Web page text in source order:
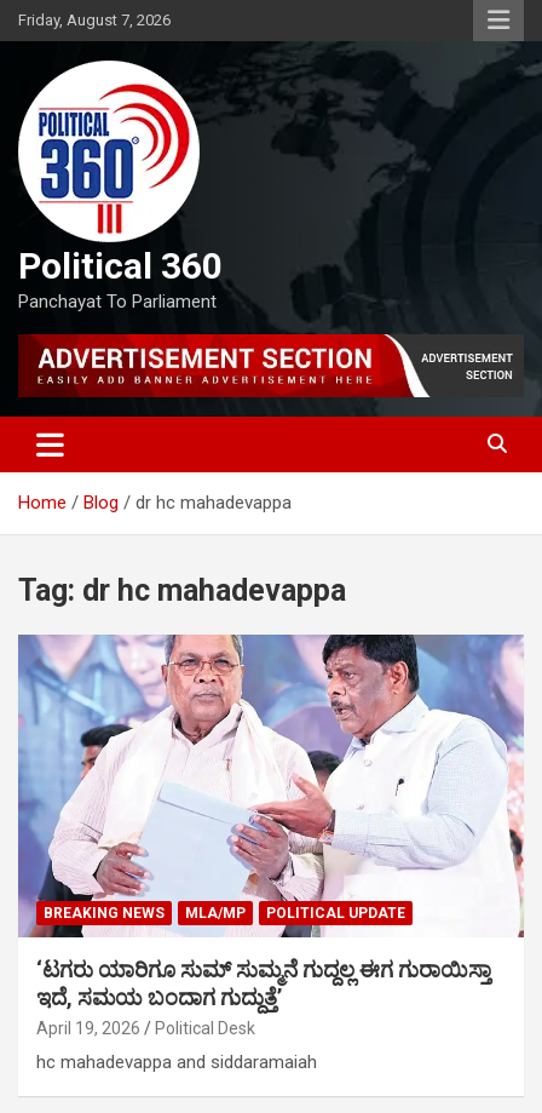
Skip
to
Friday, August 7, 2026
Political 360
Panchayat To Parliament
Home Blog dr hc mahadevappa
Tag: dr hc mahadevappa
BREAKING NEWS MLA/MP POLITICAL UPDATE
‘ಟಗರು ಯಾರಿಗೂ ಸುಮ್ ಸುಮ್ಮನೆ ಗುದ್ದಲ್ಲ ಈಗ ಗುರಾಯಿಸ್ತಾ
ಇದೆ, ಸಮಯ ಬಂದಾಗ ಗುದ್ದುತ್ತೆ’
April 19, 2026 Political Desk
hc mahadevappa and siddaramaiah